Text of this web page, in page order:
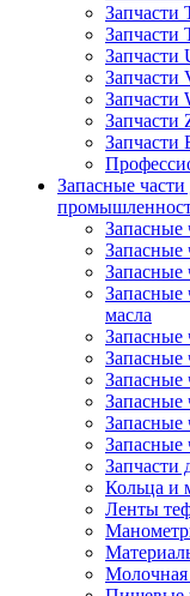
Запчасти
Запчасти
Запчасти
Запчасти
Запчасти
Запчасти
Запчасти
Запасные
Запасные
Запасные
Запасные
Запасные
масла
Запасные
Запасные
Запасные
Запасные
Запасные
Запасные
Запчасти
Кольца и
Ленты
Молочная